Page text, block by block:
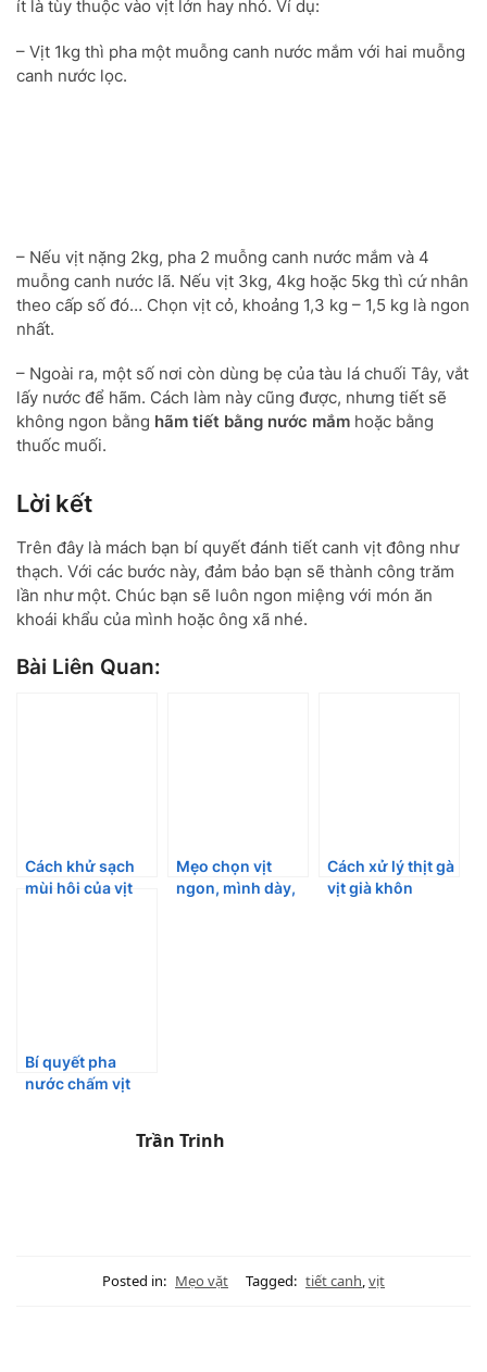
ít là tùy thuộc vào vịt lớn hay nhỏ. Ví dụ:
– Vịt 1kg thì pha một muỗng canh nước mắm với hai muỗng
canh nước lọc.
– Nếu vịt nặng 2kg, pha 2 muỗng canh nước mắm và 4
muỗng canh nước lã. Nếu vịt 3kg, 4kg hoặc 5kg thì cứ nhân
theo cấp số đó… Chọn vịt cỏ, khoảng 1,3 kg – 1,5 kg là ngon
nhất.
– Ngoài ra, một số nơi còn dùng bẹ của tàu lá chuối Tây, vắt
lấy nước để hãm. Cách làm này cũng được, nhưng tiết sẽ
không ngon bằng hãm tiết bằng nước mắm hoặc bằng
thuốc muối.
Lời kết
Trên đây là mách bạn bí quyết đánh tiết canh vịt đông như
thạch. Với các bước này, đảm bảo bạn sẽ thành công trăm
lần như một. Chúc bạn sẽ luôn ngon miệng với món ăn
khoái khẩu của mình hoặc ông xã nhé.
Bài Liên Quan:
Cách khử sạch
mùi hôi của vịt
Mẹo chọn vịt
ngon, mình dày,
Cách xử lý thịt gà
vịt già khôn
Bí quyết pha
nước chấm vịt
Trần Trinh
Posted in: Mẹo vặt Tagged: tiết canh,vịt